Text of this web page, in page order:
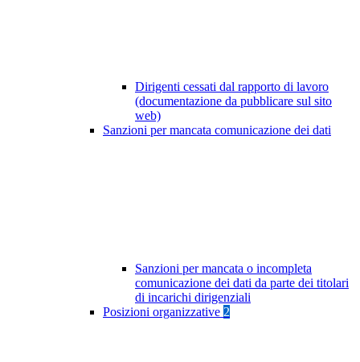
Dirigenti cessati dal rapporto di lavoro
(documentazione da pubblicare sul sito
web)
Sanzioni per mancata comunicazione dei dati
Sanzioni per mancata o incompleta
comunicazione dei dati da parte dei titolari
di incarichi dirigenziali
Posizioni organizzative 2